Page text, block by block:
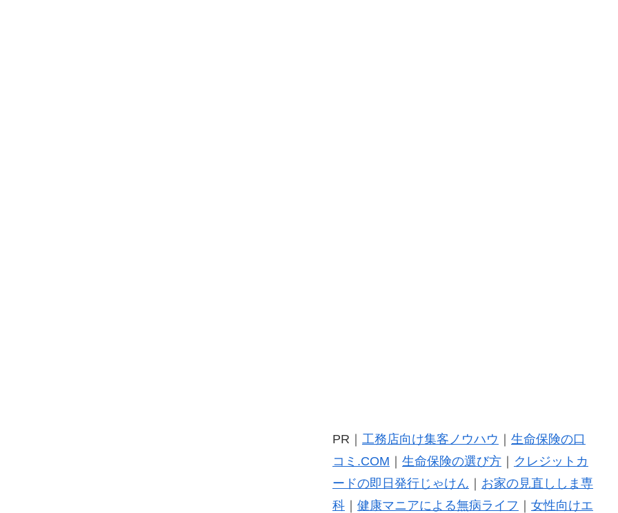
PR｜ 工務店向け集客ノウハウ
生命保険の口
コミ.COM
生命保険の選び方｜
クレジットカ
ードの即日発行じゃけん
お家の見直ししま専
科｜ 健康マニアによる無病ライフ 女性向けエ